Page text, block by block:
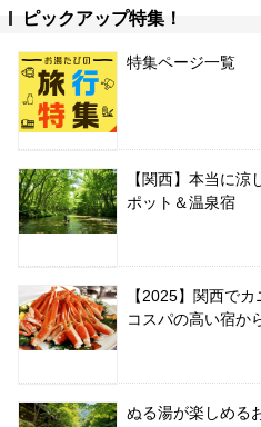
ピックアップ特集！
特集ページ一覧
【関西】本当に
ポット＆温泉宿
【2025】関西で
コスパの高い宿か
ぬる湯が楽しめる